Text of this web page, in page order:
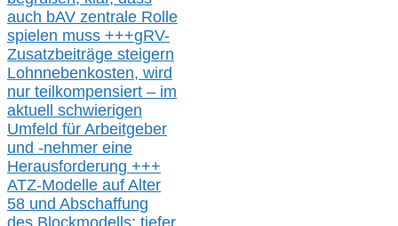
auch bAV zentrale Rolle
spielen muss +++gRV-
Zusatzbeiträge steigern
Lohnnebenkosten, wird
nur teilkompensiert – im
aktuell schwierigen
Umfeld für Arbeitgeber
und -nehmer eine
Herausforderung +++
ATZ-Modelle auf Alter
58 und Abschaffung